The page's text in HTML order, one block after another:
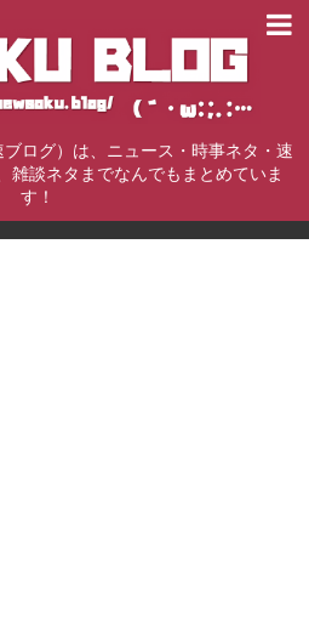
ログ）は、ニュース・時事ネタ・速
雑談ネタまでなんでもまとめていま
す！